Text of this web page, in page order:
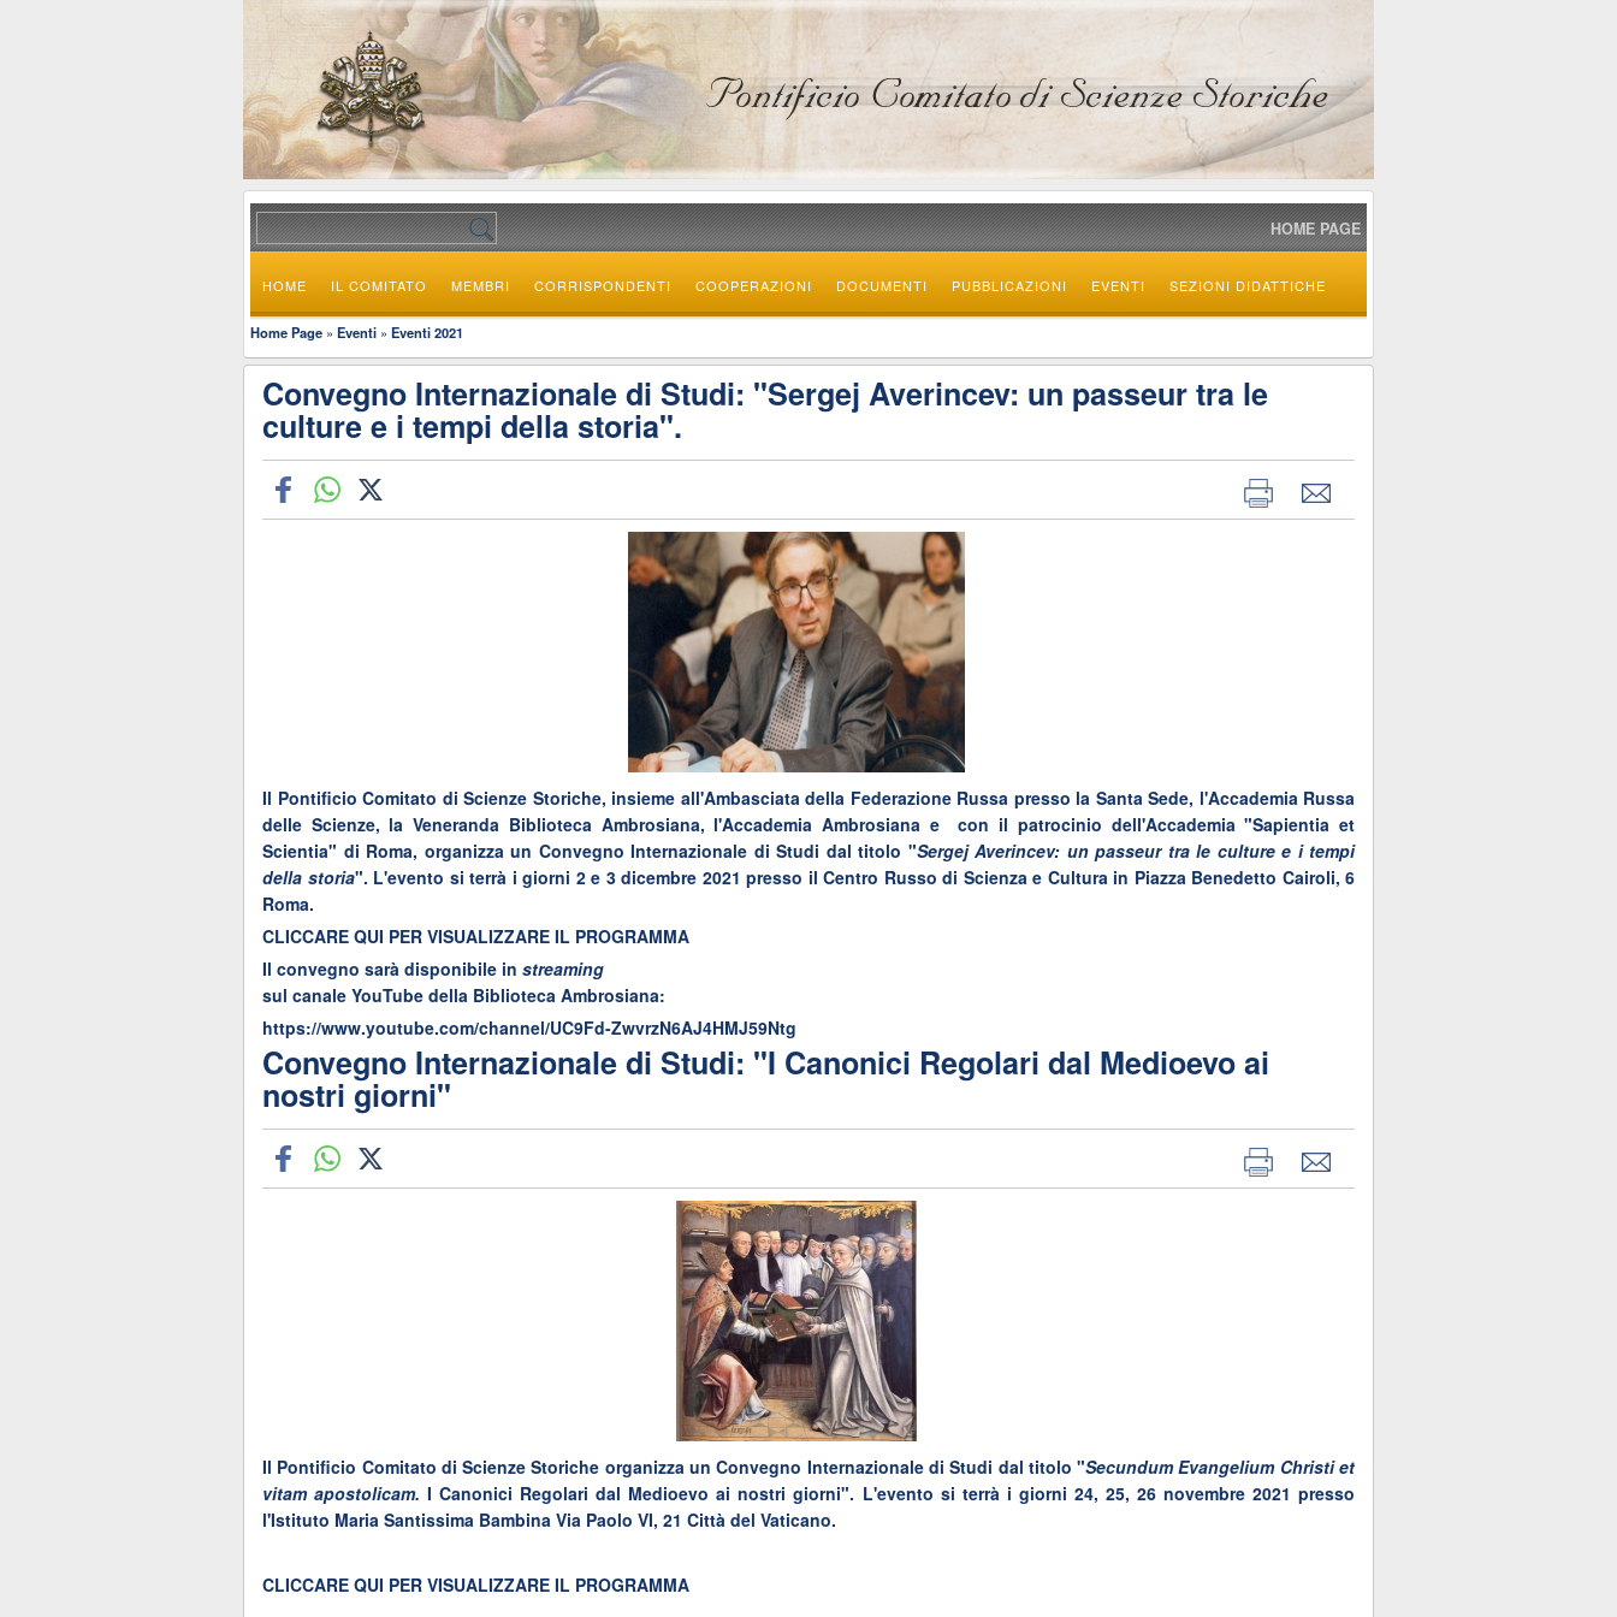
HOME PAGE
HOME IL COMITATO MEMBRI CORRISPONDENTI COOPERAZIONI DOCUMENTI PUBBLICAZIONI EVENTI SEZIONI DIDATTICHE
Home Page » Eventi » Eventi 2021
Convegno Internazionale di Studi: "Sergej Averincev: un passeur tra le
culture e i tempi della storia".
Il Pontificio Comitato di Scienze Storiche, insieme all'Ambasciata della Federazione Russa presso la Santa Sede, l'Accademia Russa
delle Scienze, la Veneranda Biblioteca Ambrosiana, l'Accademia Ambrosiana e con il patrocinio dell'Accademia "Sapientia et
Scientia" di Roma, organizza un Convegno Internazionale di Studi dal titolo "Sergej Averincev: un passeur tra le culture e i tempi
della storia". L'evento si terrà i giorni 2 e 3 dicembre 2021 presso il Centro Russo di Scienza e Cultura in Piazza Benedetto Cairoli, 6
Roma.
CLICCARE QUI PER VISUALIZZARE IL PROGRAMMA
Il convegno sarà disponibile in streaming
sul canale YouTube della Biblioteca Ambrosiana:
https://www.youtube.com/channel/UC9Fd-ZwvrzN6AJ4HMJ59Ntg
Convegno Internazionale di Studi: "I Canonici Regolari dal Medioevo ai
nostri giorni"
Il Pontificio Comitato di Scienze Storiche organizza un Convegno Internazionale di Studi dal titolo "Secundum Evangelium Christi et
vitam apostolicam.I Canonici Regolari dal Medioevo ai nostri giorni". L'evento si terrà i giorni 24, 25, 26 novembre 2021 presso
l'Istituto Maria Santissima Bambina Via Paolo VI, 21 Città del Vaticano.
CLICCARE QUI PER VISUALIZZARE IL PROGRAMMA